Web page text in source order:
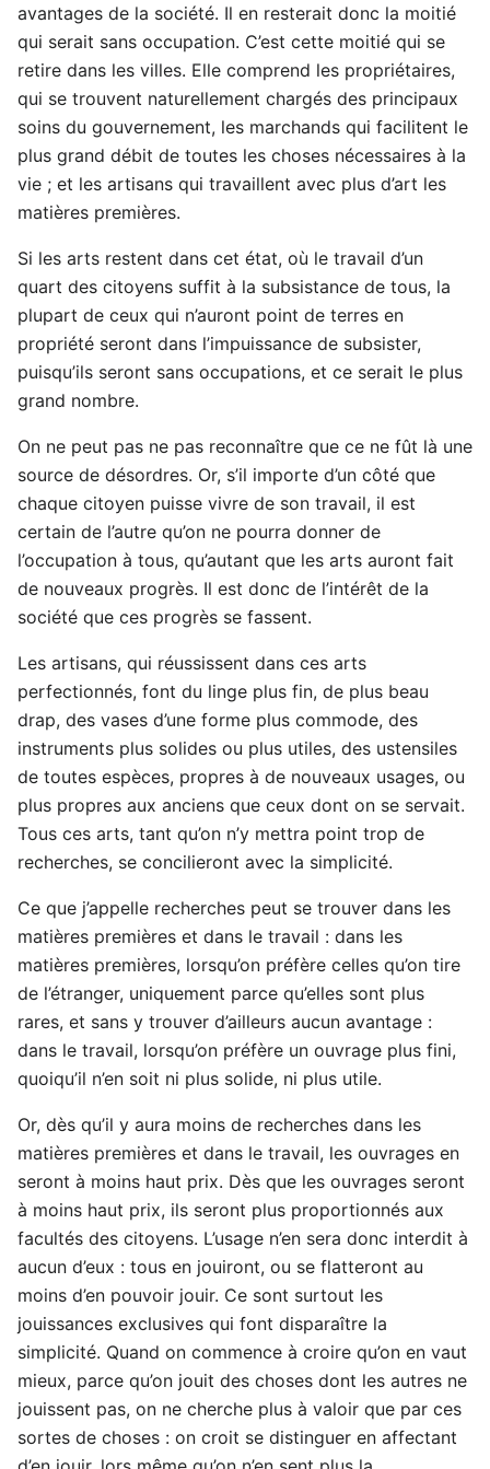
avantages de la société. Il en resterait donc la moitié
qui serait sans occupation. C’est cette moitié qui se
retire dans les villes. Elle comprend les propriétaires,
qui se trouvent naturellement chargés des principaux
soins du gouvernement, les marchands qui facilitent le
plus grand débit de toutes les choses nécessaires à la
vie ; et les artisans qui travaillent avec plus d’art les
matières premières.
Si les arts restent dans cet état, où le travail d’un
quart des citoyens suffit à la subsistance de tous, la
plupart de ceux qui n’auront point de terres en
propriété seront dans l’impuissance de subsister,
puisqu’ils seront sans occupations, et ce serait le plus
grand nombre.
On ne peut pas ne pas reconnaître que ce ne fût là une
source de désordres. Or, s’il importe d’un côté que
chaque citoyen puisse vivre de son travail, il est
certain de l’autre qu’on ne pourra donner de
l’occupation à tous, qu’autant que les arts auront fait
de nouveaux progrès. Il est donc de l’intérêt de la
société que ces progrès se fassent.
Les artisans, qui réussissent dans ces arts
perfectionnés, font du linge plus fin, de plus beau
drap, des vases d’une forme plus commode, des
instruments plus solides ou plus utiles, des ustensiles
de toutes espèces, propres à de nouveaux usages, ou
plus propres aux anciens que ceux dont on se servait.
Tous ces arts, tant qu’on n’y mettra point trop de
recherches, se concilieront avec la simplicité.
Ce que j’appelle recherches peut se trouver dans les
matières premières et dans le travail : dans les
matières premières, lorsqu’on préfère celles qu’on tire
de l’étranger, uniquement parce qu’elles sont plus
rares, et sans y trouver d’ailleurs aucun avantage :
dans le travail, lorsqu’on préfère un ouvrage plus fini,
quoiqu’il n’en soit ni plus solide, ni plus utile.
Or, dès qu’il y aura moins de recherches dans les
matières premières et dans le travail, les ouvrages en
seront à moins haut prix. Dès que les ouvrages seront
à moins haut prix, ils seront plus proportionnés aux
facultés des citoyens. L’usage n’en sera donc interdit à
aucun d’eux : tous en jouiront, ou se flatteront au
moins d’en pouvoir jouir. Ce sont surtout les
jouissances exclusives qui font disparaître la
simplicité. Quand on commence à croire qu’on en vaut
mieux, parce qu’on jouit des choses dont les autres ne
jouissent pas, on ne cherche plus à valoir que par ces
sortes de choses : on croit se distinguer en affectant